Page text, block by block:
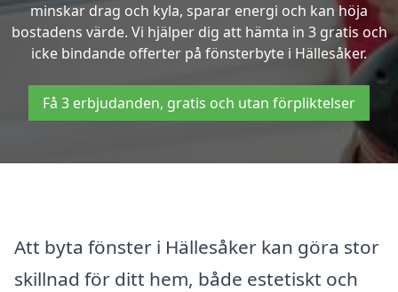
minskar drag och kyla, sparar energi och kan höja
bostadens värde. Vi hjälper dig att hämta in 3 gratis och
icke bindande offerter på fönsterbyte i Hällesåker.
Få 3 erbjudanden, gratis och utan förpliktelser
Att byta fönster i Hällesåker kan göra stor
skillnad för ditt hem, både estetiskt och